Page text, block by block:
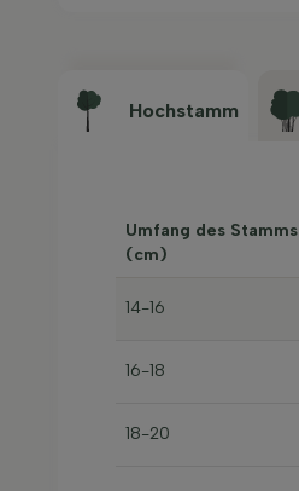
Hochstamm
Umfang des Stamms
(cm)
14-16
16-18
18-20